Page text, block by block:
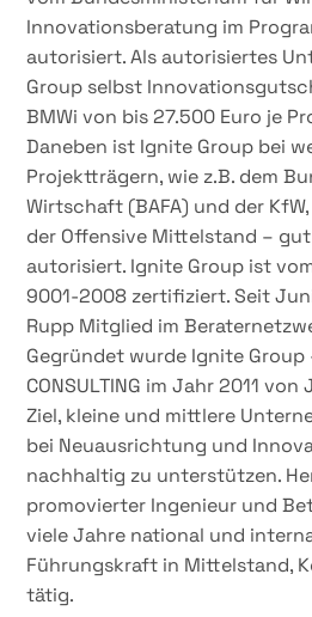
Innovationsberatung im
autorisiert. Als autorisiertes
Group selbst
BMWi von bis 27.500 Euro je
Daneben ist Ignite Group bei
Projektträgern, wie z.B. dem
Wirtschaft (BAFA) und der
der Offensive Mittelstand –
autorisiert. Ignite Group ist
9001-2008 zertifiziert. Seit
Rupp Mitglied im
Gegründet wurde Ignite Group
CONSULTING im Jahr 2011
Ziel, kleine und mittlere
bei Neuausrichtung und
nachhaltig zu unterstützen.
promovierter Ingenieur und
viele Jahre national und
Führungskraft in Mittelstand,
tätig.